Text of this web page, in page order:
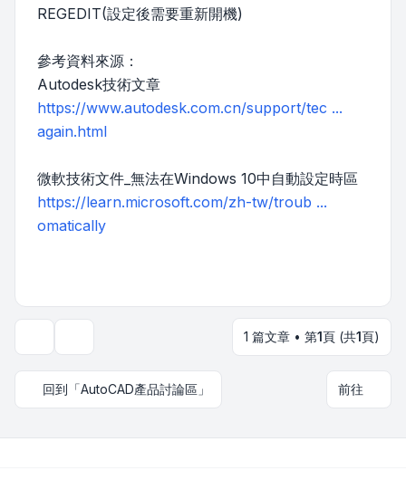
REGEDIT(設定後需要重新開機)
參考資料來源：
Autodesk技術文章
https://www.autodesk.com.cn/support/tec ...
again.html
微軟技術文件_無法在Windows 10中自動設定時區
https://learn.microsoft.com/zh-tw/troub ...
omatically
1 篇文章 • 第1頁 (共1頁)
回到「AutoCAD產品討論區」 前往